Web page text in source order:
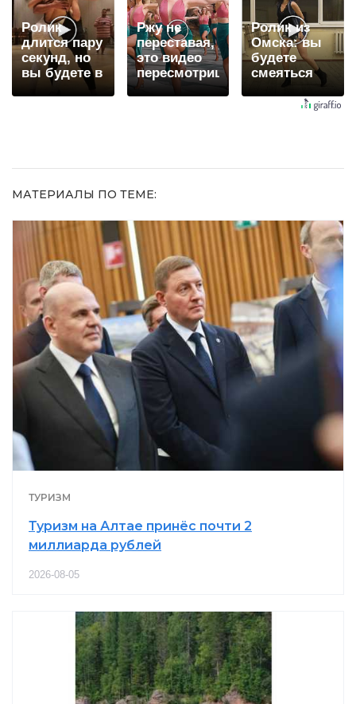
Ролик
длится пару
секунд, но
вы будете в
шоке от
Ржу не
переставая,
это видео
пересмотришь
не раз
Ролик из
Омска: вы
будете
смеяться
МАТЕРИАЛЫ ПО ТЕМЕ:
ТУРИЗМ
Туризм на Алтае принёс почти 2
миллиарда рублей
2026-08-05